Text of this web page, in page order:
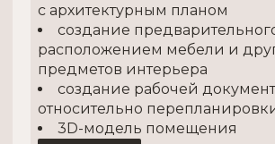
с архитектурным планом
создание
расположением мебели и
предметов интерьера
создание рабочей
относительно
3D-модель помещения